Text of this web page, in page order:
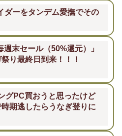
ダーをタンデム愛撫でその
末セール（50%還元）」
り最終日到来！！！
グPC買おうと思ったけど
期逃したらうなぎ登りに